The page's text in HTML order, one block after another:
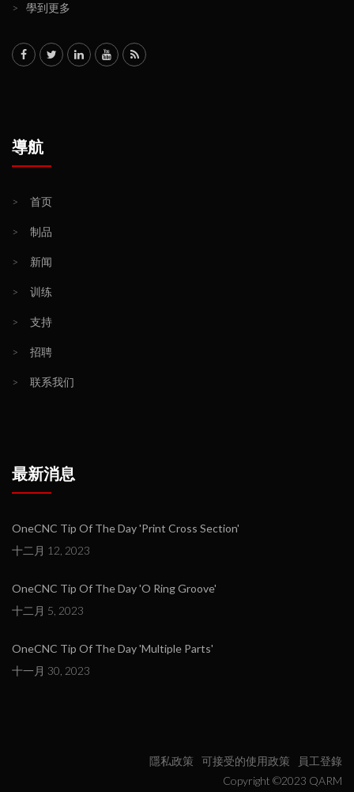
>
學到更多
導航
> 首页
> 制品
> 新闻
> 训练
> 支持
> 招聘
> 联系我们
最新消息
OneCNC Tip Of The Day 'Print Cross Section'
十二月 12, 2023
OneCNC Tip Of The Day 'O Ring Groove'
十二月 5, 2023
OneCNC Tip Of The Day 'Multiple Parts'
十一月 30, 2023
隱私政策 可接受的使用政策
員工登錄
Copyright ©2023 QARM